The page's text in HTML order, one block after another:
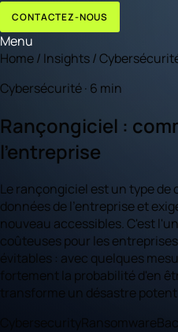
CONTACTEZ-NOUS
Menu
Home/ Insights/
Cybersécurité · 6 min
Rançongiciel :
l'entreprise
Le rançongiciel est un type
données de l'entreprise et
nouveau accessibles. C'est
coûteuses pour les
évitables : avec quelques
fortement la probabilité d'en
transforme un désastre
Cybersecurity Ransomware